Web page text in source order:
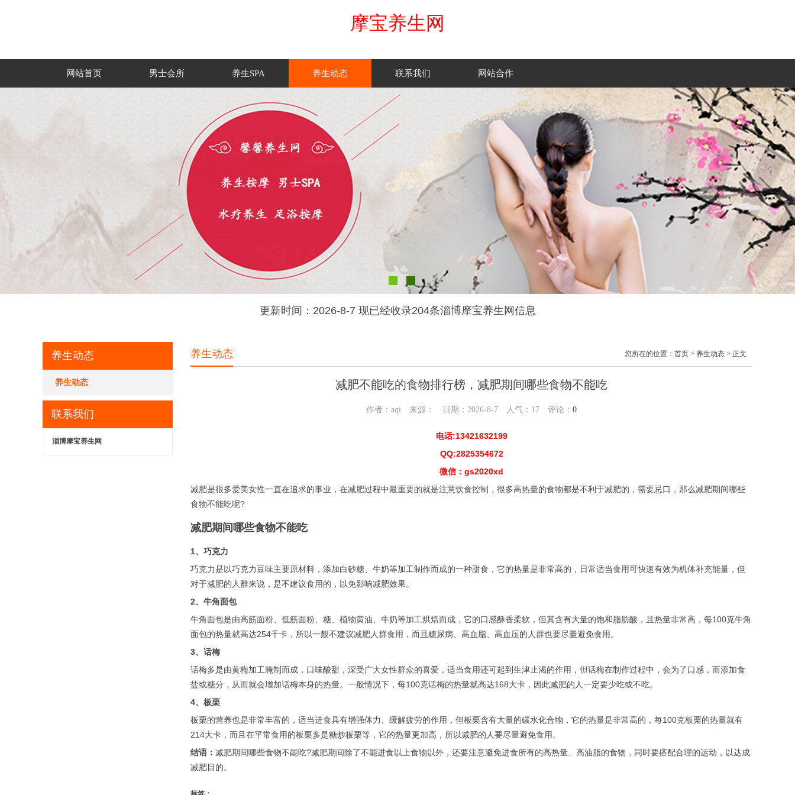
摩宝养生网
网站首页 男士会所 养生SPA 养生动态 联系我们 网站合作
更新时间：2026-8-7 现已经收录204条淄博摩宝养生网信息
养生动态
养生动态
联系我们
淄博摩宝养生网
养生动态 您所在的位置： 首页 > 养生动态 > 正文
减肥不能吃的食物排行榜，减肥期间哪些食物不能吃
作者：aqi 来源： 日期：2026-8-7 人气： 17 评论： 0
电话:13421632199
QQ:2825354672
微信：gs2020xd
减肥是很多爱美女性一直在追求的事业，在减肥过程中最重要的就是注意饮食控制，很多高热量的食物都是不利于减肥的，需要忌口，那么减肥期间哪些
食物不能吃呢?
减肥期间哪些食物不能吃
1、巧克力
巧克力是以巧克力豆味主要原材料，添加白砂糖、牛奶等加工制作而成的一种甜食，它的热量是非常高的，日常适当食用可快速有效为机体补充能量，但
对于减肥的人群来说，是不建议食用的，以免影响减肥效果。
2、牛角面包
牛角面包是由高筋面粉、低筋面粉、糖、植物黄油、牛奶等加工烘焙而成，它的口感酥香柔软，但其含有大量的饱和脂肪酸，且热量非常高，每100克牛角
面包的热量就高达254千卡，所以一般不建议减肥人群食用，而且糖尿病、高血脂、高血压的人群也要尽量避免食用。
3、话梅
话梅多是由黄梅加工腌制而成，口味酸甜，深受广大女性群众的喜爱，适当食用还可起到生津止渴的作用，但话梅在制作过程中，会为了口感，而添加食
盐或糖分，从而就会增加话梅本身的热量。一般情况下，每100克话梅的热量就高达168大卡，因此减肥的人一定要少吃或不吃。
4、板栗
板栗的营养也是非常丰富的，适当进食具有增强体力、缓解疲劳的作用，但板栗含有大量的碳水化合物，它的热量是非常高的，每100克板栗的热量就有
214大卡，而且在平常食用的板栗多是糖炒板栗等，它的热量更加高，所以减肥的人要尽量避免食用。
结语： 减肥期间哪些食物不能吃?减肥期间除了不能进食以上食物以外，还要注意避免进食所有的高热量、高油脂的食物，同时要搭配合理的运动，以达成
减肥目的。